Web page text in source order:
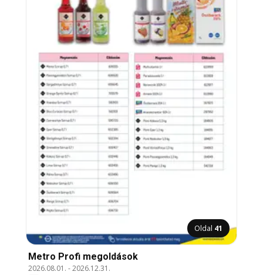
Oldal 41
Metro Profi megoldások
2026.08.01. -2026.12.31.